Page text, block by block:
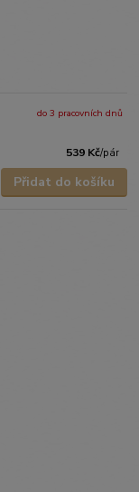
539 Kč/pár
do 3 pracovních dnů
Přidat do košíku